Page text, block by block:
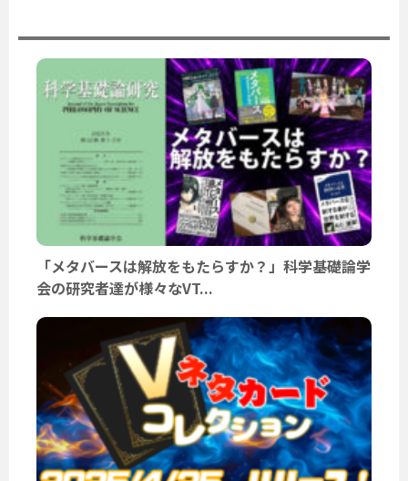
「メタバースは解放をもたらすか？」科学基礎論学
会の研究者達が様々なVT...